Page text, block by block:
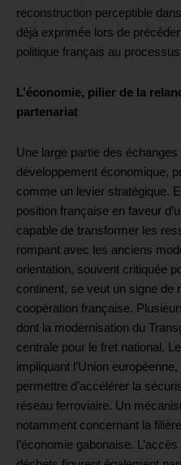
reconstruction perceptible
déjà exprimée lors de
politique français au
L’économie, pilier de la
partenariat
Une large partie des
développement économique,
comme un levier stratégique.
position française en faveur
capable de transformer les
rompant avec les anciens
orientation, souvent critiquée
continent, se veut un signe de
coopération française.
dont la modernisation du
centrale pour le fret national.
impliquant l’Union
permettre d’accélérer la
réseau ferroviaire. Un
notamment concernant la
l’économie gabonaise.